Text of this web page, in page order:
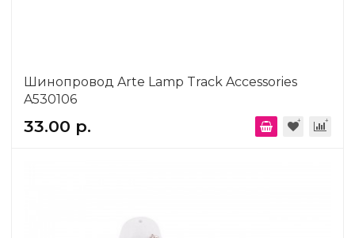
Шинопровод Arte Lamp Track Accessories
A530106
33.00 р.